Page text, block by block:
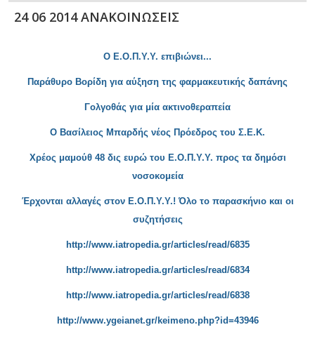
24 06 2014 ΑΝΑΚΟΙΝΩΣΕΙΣ
Ο Ε.Ο.Π.Υ.Υ. επιβιώνει...
Παράθυρο Βορίδη για αύξηση της φαρμακευτικής δαπάνης
Γολγοθάς για μία ακτινοθεραπεία
Ο Βασίλειος Μπαρδής νέος Πρόεδρος του Σ.Ε.Κ.
Χρέος μαμούθ 48 δις ευρώ του Ε.Ο.Π.Υ.Υ. προς τα δημόσι
νοσοκομεία
Έρχονται αλλαγές στον Ε.Ο.Π.Υ.Υ.! Όλο το παρασκήνιο και οι
συζητήσεις
http://www.iatropedia.gr/articles/read/6835
http://www.iatropedia.gr/articles/read/6834
http://www.iatropedia.gr/articles/read/6838
http://www.ygeianet.gr/keimeno.php?id=43946